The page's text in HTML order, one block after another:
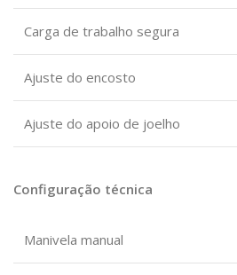
Carga de trabalho segura
Ajuste do encosto
Ajuste do apoio de joelho
Configuração técnica
Manivela manual